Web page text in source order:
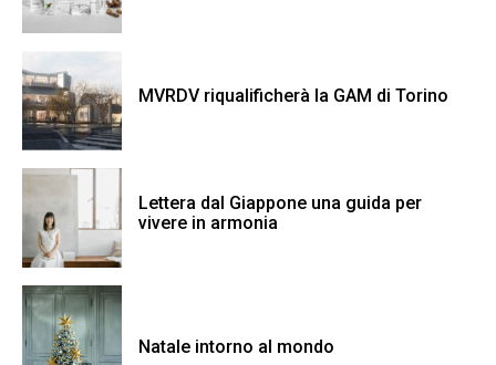
MVRDV riqualificherà la GAM di Torino
Lettera dal Giappone una guida per
vivere in armonia
Natale intorno al mondo